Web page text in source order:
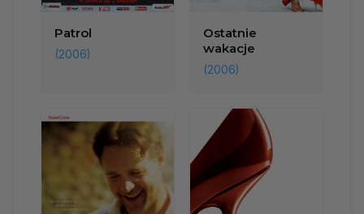
Patrol
(2006)
Ostatnie
wakacje
(2006)